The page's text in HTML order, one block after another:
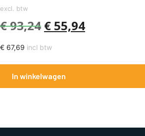
excl. btw
€93,24 € 55,94
€ 67,69 incl btw
In winkelwagen